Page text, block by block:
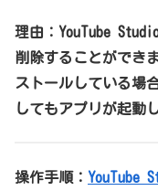
理由：YouTube
削除することができ
ストールしている場
してもアプリが起動
操作手順： YouTube